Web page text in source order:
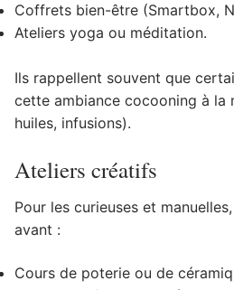
Coffrets bien-être (Smartbox,
Ateliers yoga ou méditation.
Ils rappellent souvent que
cette ambiance cocooning à la
huiles, infusions).
Ateliers créatifs
Pour les curieuses et manuelles,
avant :
Cours de poterie ou de